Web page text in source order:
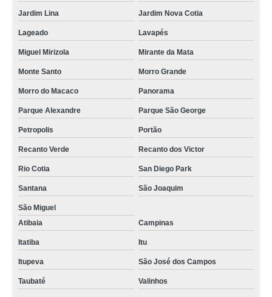
Jardim Lina Jardim Nova Cotia
Lageado Lavapés
Miguel Mirizola Mirante da Mata
Monte Santo Morro Grande
Morro do Macaco Panorama
Parque Alexandre Parque São George
Petropolis Portão
Recanto Verde Recanto dos Victor
Rio Cotia San Diego Park
Santana São Joaquim
São Miguel
Atibaia
Campinas
Itatiba Itu
Itupeva São José dos Campos
Taubaté Valinhos